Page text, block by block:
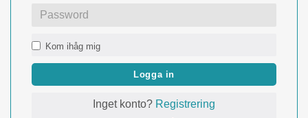
Kom ihåg mig
Logga in
Inget konto? Registrering